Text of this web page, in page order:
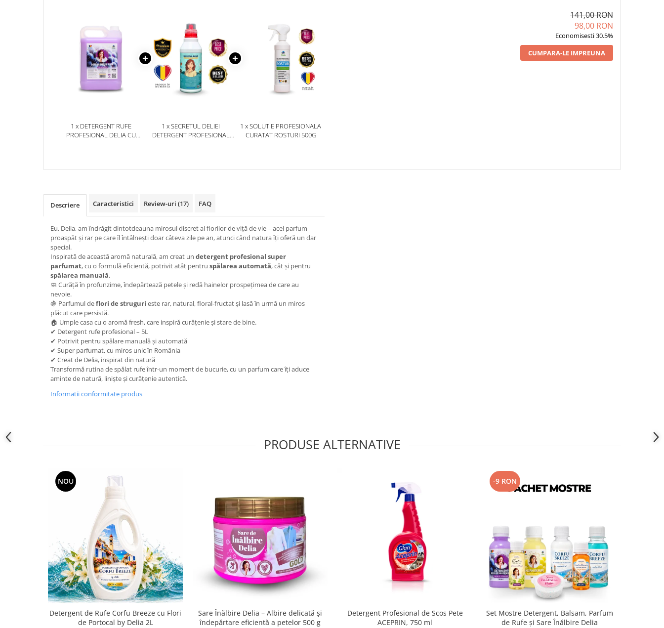
Produse incontinenta
1 x DETERGENT RUFE
PROFESIONAL DELIA CU
1 x SECRETUL DELIEI
DETERGENT PROFESIONAL
1 x SOLUTIE PROFESIONALA
CURATAT ROSTURI 500G
141,00 RON
98,00 RON
Economisesti 30.5%
CUMPARA-LE IMPREUNA
Descriere Caracteristici Review-uri (17) FAQ
Eu, Delia, am îndrăgit dintotdeauna mirosul discret al florilor de viță de vie – acel parfum
proaspăt și rar pe care îl întâlnești doar câteva zile pe an, atunci când natura îți oferă un dar
special.
Inspirată de această aromă naturală, am creat un detergent profesional super
parfumat, cu o formulă eficientă, potrivit atât pentru spălarea automată, cât și pentru
spălarea manuală.
🧼 Curăță în profunzime, îndepărtează petele și redă hainelor prospețimea de care au
nevoie.
🍇 Parfumul deflori de struguri este rar, natural, floral-fructat și lasă în urmă un miros
plăcut care persistă.
🏠 Umple casa cu o aromă fresh, care inspiră curățenie și stare de bine.
✔ Detergent rufe profesional – 5L
✔ Potrivit pentru spălare manuală și automată
✔ Super parfumat, cu miros unic în România
✔ Creat de Delia, inspirat din natură
Transformă rutina de spălat rufe într-un moment de bucurie, cu un parfum care îți aduce
aminte de natură, liniște și curățenie autentică.
Informatii conformitate produs
PRODUSE ALTERNATIVE
NOU
Detergent de Rufe Corfu Breeze cu Flori
de Portocal by Delia 2L
Sare Înălbire Delia – Albire delicată și
îndepărtare eficientă a petelor 500 g
Detergent Profesional de Scos Pete
ACEPRIN, 750 ml
-9 RON
Set Mostre Detergent, Balsam, Parfum
de Rufe și Sare Înălbire Delia